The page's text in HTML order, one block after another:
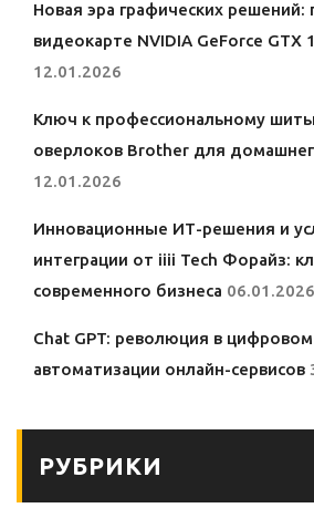
Новая эра графических
видеокарте NVIDIA GeForce GTX
12.01.2026
Ключ к профессиональному
оверлоков Brother для
12.01.2026
Инновационные ИТ-решения и
интеграции от iiii Tech Форайз:
современного бизнеса 06.01.2026
Chat GPT: революция в
автоматизации онлайн-сервисов
РУБРИКИ